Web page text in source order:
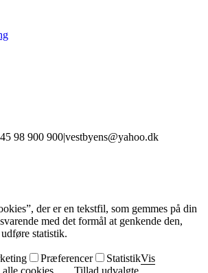
98 900 900|vestbyens@yahoo.dk
der er en tekstfil, som gemmes på din
med det formål at genkende den,
statistik.
Præferencer StatistikVis
cookies Tillad udvalgte